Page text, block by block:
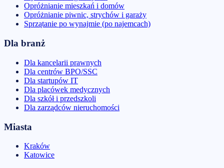
Opróżnianie mieszkań i domów
Opróżnianie piwnic, strychów i garaży
Sprzątanie po wynajmie (po najemcach)
Dla branż
Dla kancelarii prawnych
Dla centrów BPO/SSC
Dla startupów IT
Dla placówek medycznych
Dla szkół i przedszkoli
Dla zarządców nieruchomości
Miasta
Kraków
Katowice